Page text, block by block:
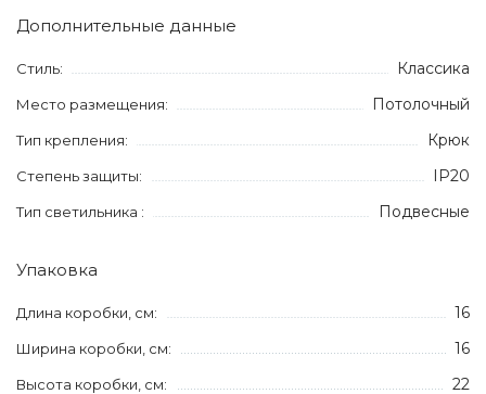
Дополнительные данные
Стиль: Классика
Место размещения: Потолочный
Тип крепления: Крюк
Степень защиты: IP20
Тип светильника : Подвесные
Упаковка
Длина коробки, см: 16
Ширина коробки, см: 16
Высота коробки, см: 22